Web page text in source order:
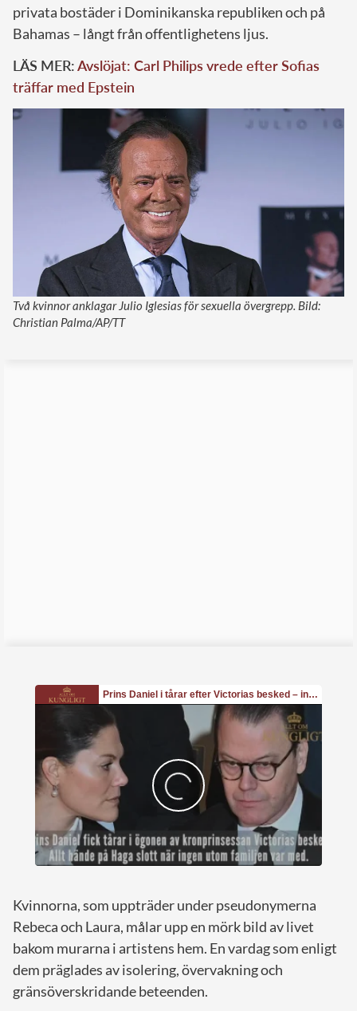
privata bostäder i Dominikanska republiken och på
Bahamas – långt från offentlighetens ljus.
LÄS MER:Avslöjat: Carl Philips vrede efter Sofias
träffar med Epstein
Två kvinnor anklagar Julio Iglesias för sexuella övergrepp. Bild:
Christian Palma/AP/TT
Kvinnorna, som uppträder under pseudonymerna
Rebeca och Laura, målar upp en mörk bild av livet
bakom murarna i artistens hem. En vardag som enligt
dem präglades av isolering, övervakning och
gränsöverskridande beteenden.